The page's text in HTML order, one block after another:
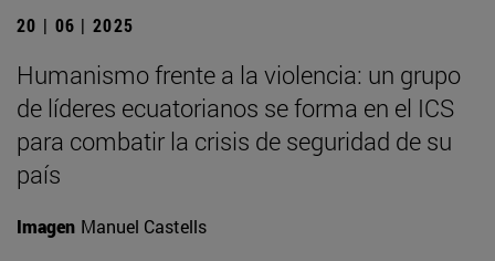
20 | 06 | 2025
Humanismo frente a la violencia: un grupo
de líderes ecuatorianos se forma en el ICS
para combatir la crisis de seguridad de su
país
Imagen Manuel Castells